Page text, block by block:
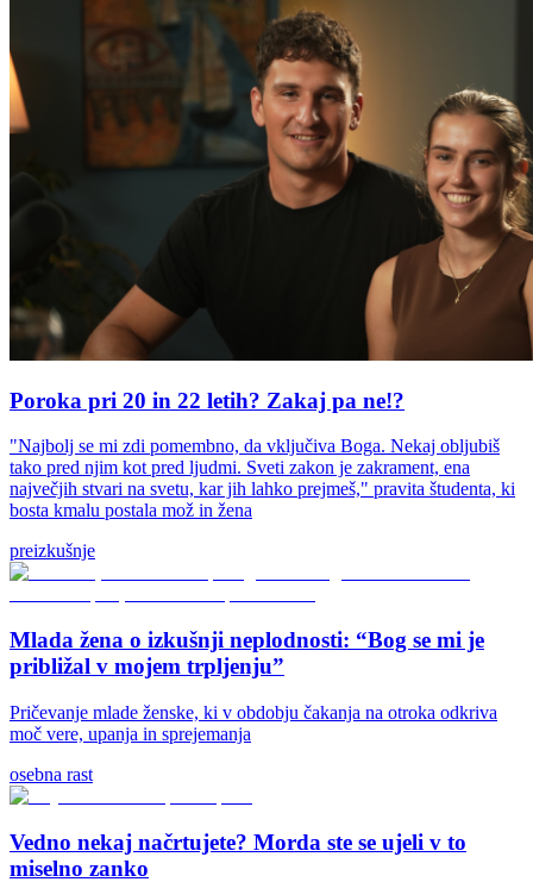
Poroka pri 20 in 22 letih? Zakaj pa ne!?
"Najbolj se mi zdi pomembno, da vključiva Boga. Nekaj obljubiš
tako pred njim kot pred ljudmi. Sveti zakon je zakrament, ena
največjih stvari na svetu, kar jih lahko prejmeš," pravita študenta, ki
bosta kmalu postala mož in žena
preizkušnje
Mlada žena o izkušnji neplodnosti: “Bog se mi je
približal v mojem trpljenju”
Pričevanje mlade ženske, ki v obdobju čakanja na otroka odkriva
moč vere, upanja in sprejemanja
osebna rast
Vedno nekaj načrtujete? Morda ste se ujeli v to
miselno zanko